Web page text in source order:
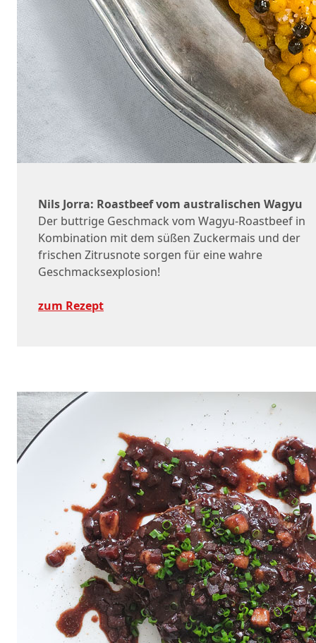
Nils Jorra: Roastbeef vom australischen Wagyu
Der buttrige Geschmack vom Wagyu-Roastbeef in
Kombination mit dem süßen Zuckermais und der
frischen Zitrusnote sorgen für eine wahre
Geschmacksexplosion!
zum Rezept